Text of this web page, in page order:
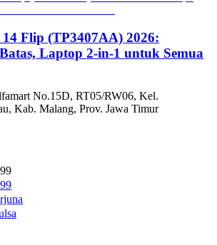
Flip (TP3407AA) 2026:
Laptop 2-in-1 untuk Semua
No.15D, RT05/RW06, Kel.
Kab. Malang, Prov. Jawa Timur